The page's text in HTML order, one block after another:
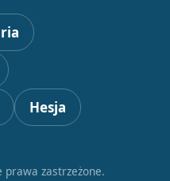
Hesja
zastrzeżone.